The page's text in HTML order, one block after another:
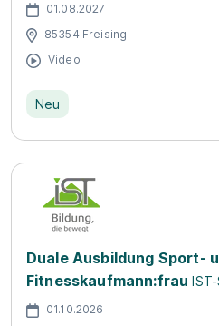
01.08.2027
85354 Freising
Video
Neu
Duale Ausbildung Sport-
Fitnesskaufmann:frau
01.10.2026